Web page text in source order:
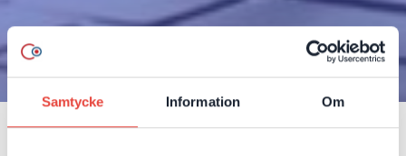
Samtycke Information Om